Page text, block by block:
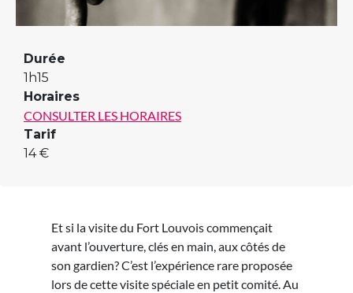
Durée
1h15
Horaires
CONSULTER LES HORAIRES
Tarif
14 €
Et si la visite du Fort Louvois commençait
avant l’ouverture, clés en main, aux côtés de
son gardien? C’est l’expérience rare proposée
lors de cette visite spéciale en petit comité. Au